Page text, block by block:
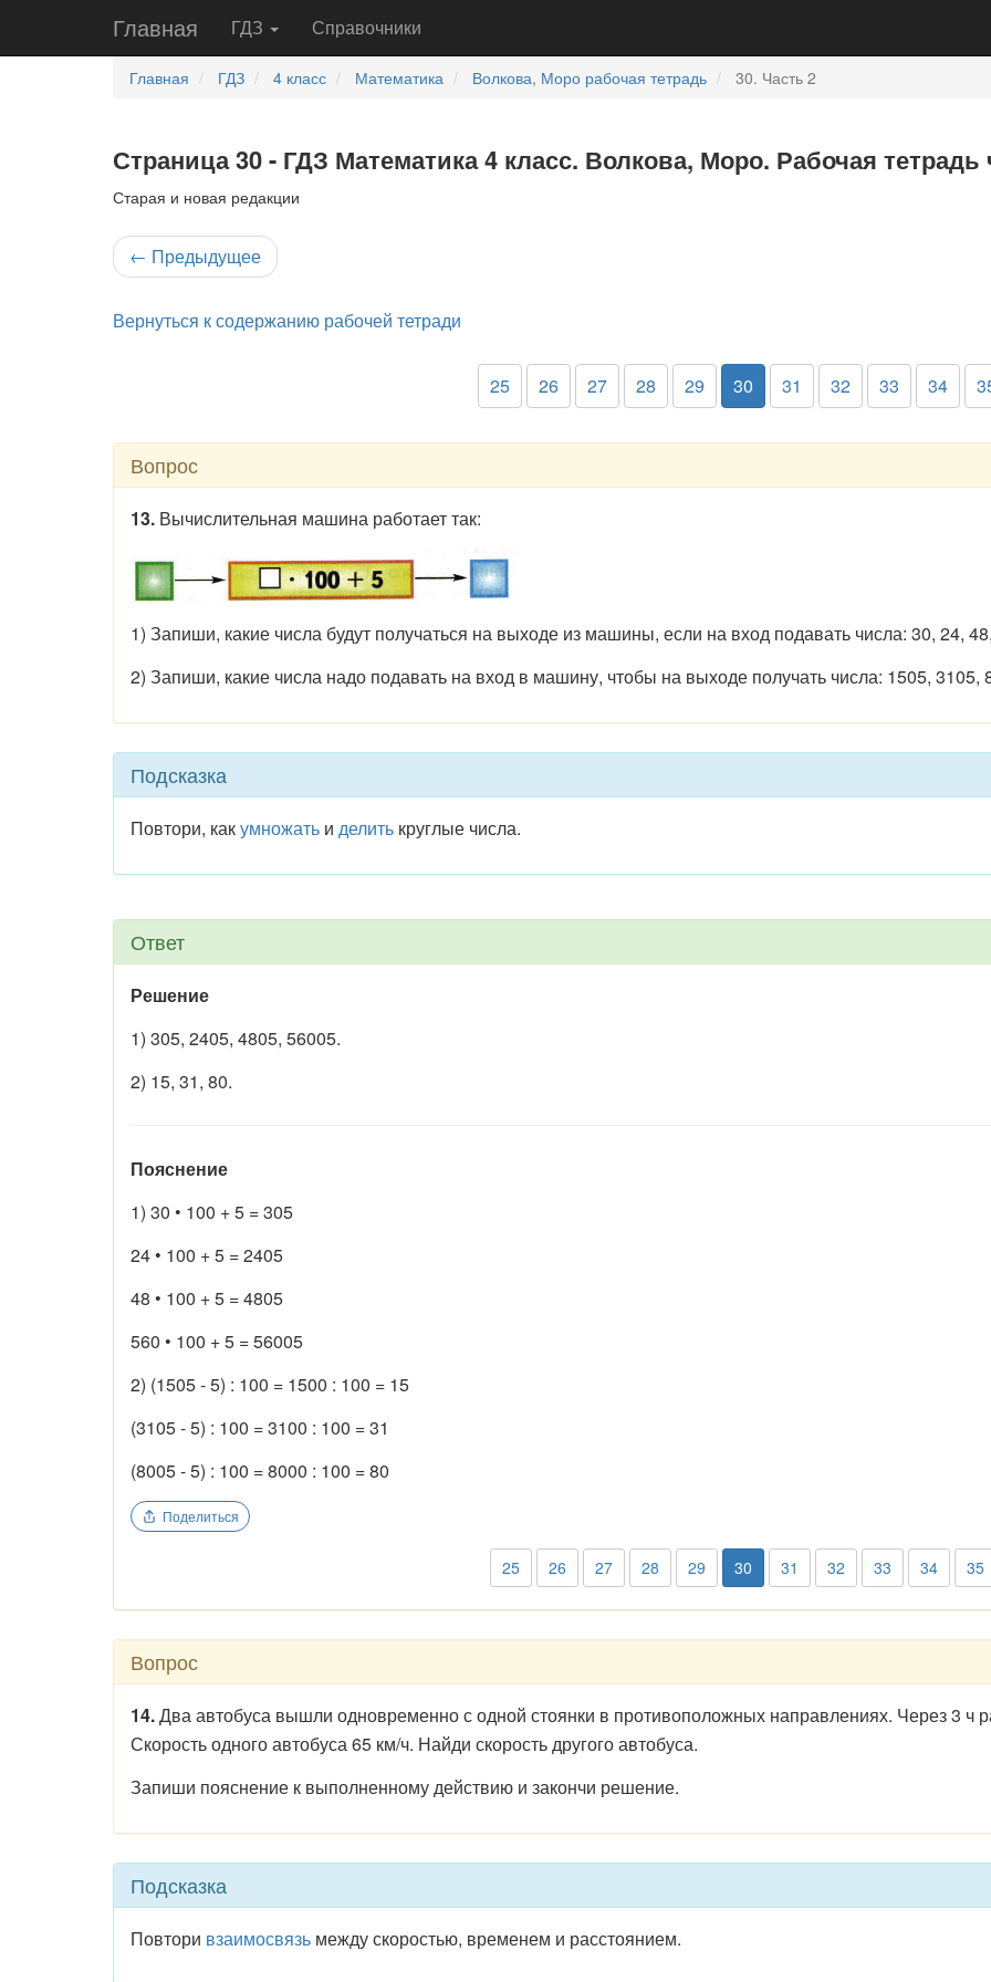
Главная ГДЗ Справочники
Главная ГДЗ 4 класс Математика Волкова, Моро рабочая тетрадь 30. Часть 2
Страница 30 - ГДЗ Математика 4 класс. Волкова, Моро. Рабочая тетрадь
Старая и новая редакции
← Предыдущее
Вернуться к содержанию рабочей тетради
25 26 27 28 29 30 31 32 33 34
Вопрос
13. Вычислительная машина работает так:
1) Запиши, какие числа будут получаться на выходе из машины, если на вход подавать числа: 30, 24,
2) Запиши, какие числа надо подавать на вход в машину, чтобы на выходе получать числа: 1505, 3105,
Подсказка
Повтори, какумножать и делить круглые числа.
Ответ
Решение
1) 305, 2405, 4805, 56005.
2) 15, 31, 80.
Пояснение
1) 30 • 100 + 5 = 305
24 • 100 + 5 = 2405
48 • 100 + 5 = 4805
560 • 100 + 5 = 56005
2) (1505 - 5) : 100 = 1500 : 100 = 15
(3105 - 5) : 100 = 3100 : 100 = 31
(8005 - 5) : 100 = 8000 : 100 = 80
Поделиться
25 26 27 28 29 30 31 32 33 34 35
Вопрос
14.Два автобуса вышли одновременно с одной стоянки в противоположных направлениях. Через 3 ч
Скорость одного автобуса 65 км/ч. Найди скорость другого автобуса.
Запиши пояснение к выполненному действию и закончи решение.
Подсказка
Повтори взаимосвязь между скоростью, временем и расстоянием.